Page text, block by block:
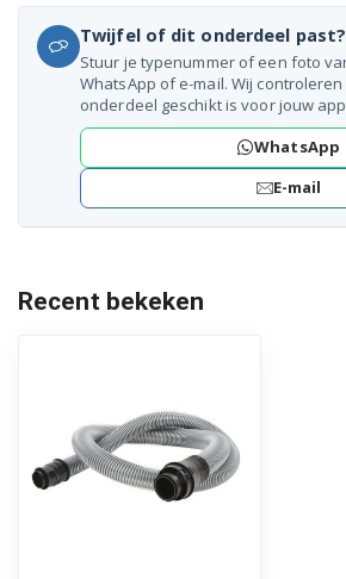
BSG81880GB/01
BSG81885/01
BSG82000/01
BSG82000GB/01
BSG82001/01
BSG82010/01
BSG82010/10
BSG82012/01
Twijfel of dit onderdeel past?
Stuur je typenummer of een foto
WhatsApp of e-mail. Wij
onderdeel geschikt is voor jouw
WhatsApp
E-mail
Recent bekeken